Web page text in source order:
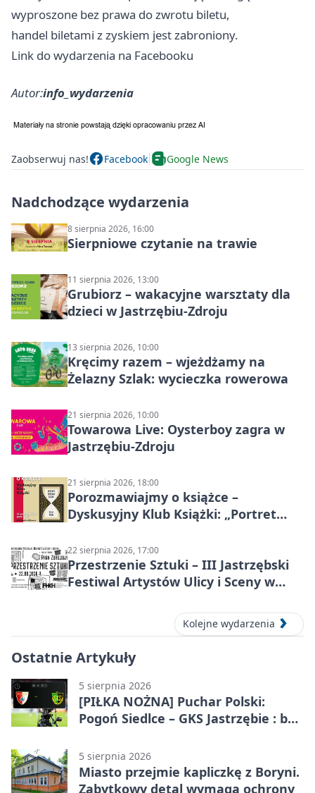
wyproszone bez prawa do zwrotu biletu,
handel biletami z zyskiem jest zabroniony.
Link do wydarzenia na Facebooku
Autor:info_wydarzenia
Zaobserwuj nas! Facebook Google News
Nadchodzące wydarzenia
8 sierpnia 2026, 16:00
Sierpniowe czytanie na trawie
11 sierpnia 2026, 13:00
Grubiorz – wakacyjne warsztaty dla
dzieci w Jastrzębiu-Zdroju
13 sierpnia 2026, 10:00
Kręcimy razem – wjeżdżamy na
Żelazny Szlak: wycieczka rowerowa
21 sierpnia 2026, 10:00
Towarowa Live: Oysterboy zagra w
Jastrzębiu-Zdroju
21 sierpnia 2026, 18:00
Porozmawiajmy o książce –
Dyskusyjny Klub Książki: „Portret
22 sierpnia 2026, 17:00
Przestrzenie Sztuki – III Jastrzębski
Festiwal Artystów Ulicy i Sceny w
Kolejne wydarzenia
Ostatnie Artykuły
5 sierpnia 2026
[PIŁKA NOŻNA] Puchar Polski:
Pogoń Siedlce – GKS Jastrzębie : bez
5 sierpnia 2026
Miasto przejmie kapliczkę z Boryni.
Zabytkowy detal wymaga ochrony